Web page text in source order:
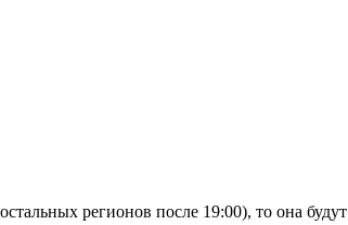
регионов после 19:00), то она